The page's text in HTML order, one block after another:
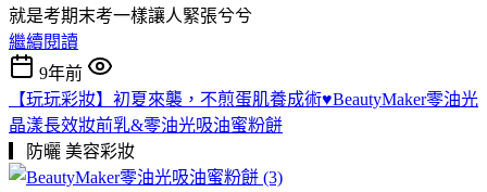
就是考期末考一樣讓人緊張兮兮
繼續閱讀
9年前
【玩玩彩妝】初夏來襲，不煎蛋肌養成術♥BeautyMaker零油光
晶漾長效妝前乳&零油光吸油蜜粉餅
▎防曬 美容彩妝